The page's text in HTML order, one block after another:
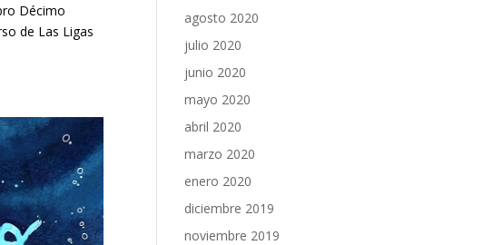
Décimo
de Las Ligas
agosto 2020
julio 2020
junio 2020
mayo 2020
abril 2020
marzo 2020
enero 2020
diciembre 2019
noviembre 2019